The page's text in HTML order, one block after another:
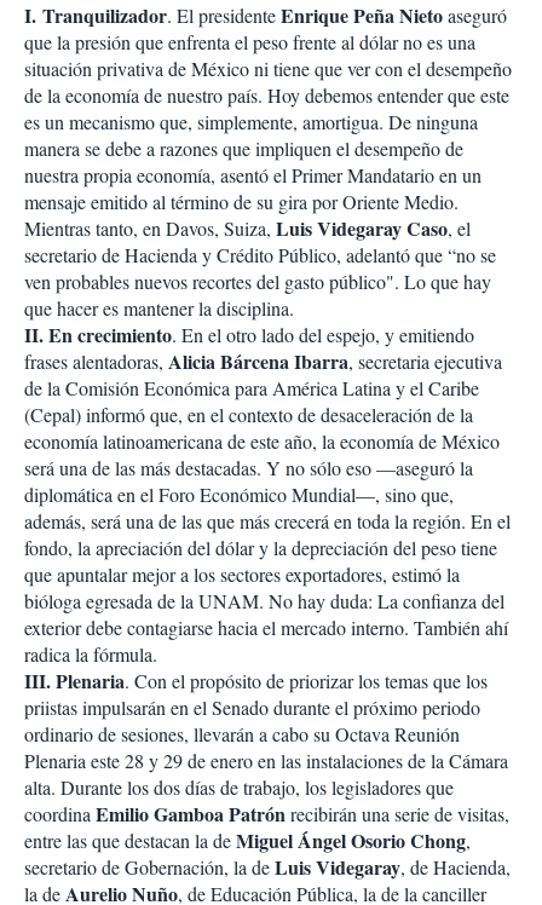
o
m
p
a
r
i
r
I. Tranquilizador. El presidenteEnrique Peña Nietoaseguró
que la presión que enfrenta el peso frente al dólar no es una
situación privativa de México ni tiene que ver con el desempeño
de la economía de nuestro país. Hoy debemos entender que este
es un mecanismo que, simplemente, amortigua. De ninguna
manera se debe a razones que impliquen el desempeño de
nuestra propia economía, asentó el Primer Mandatario en un
mensaje emitido al término de su gira por Oriente Medio.
Mientras tanto, en Davos, Suiza, Luis Videgaray Caso, el
secretario de Hacienda y Crédito Público, adelantó que “no se
ven probables nuevos recortes del gasto público". Lo que hay
que hacer es mantener la disciplina.
II. En crecimiento. En el otro lado del espejo, y emitiendo
frases alentadoras, Alicia Bárcena Ibarra, secretaria ejecutiva
de la Comisión Económica para América Latina y el Caribe
(Cepal) informó que, en el contexto de desaceleración de la
economía latinoamericana de este año, la economía de México
será una de las más destacadas. Y no sólo eso —aseguró la
diplomática en el Foro Económico Mundial—, sino que,
además, será una de las que más crecerá en toda la región. En el
fondo, la apreciación del dólar y la depreciación del peso tiene
que apuntalar mejor a los sectores exportadores, estimó la
bióloga egresada de la UNAM. No hay duda: La confianza del
exterior debe contagiarse hacia el mercado interno. También ahí
radica la fórmula.
III.Plenaria. Con el propósito de priorizar los temas que los
priistas impulsarán en el Senado durante el próximo periodo
ordinario de sesiones, llevarán a cabo su Octava Reunión
Plenaria este 28 y 29 de enero en las instalaciones de la Cámara
alta. Durante los dos días de trabajo, los legisladores que
coordina Emilio Gamboa Patrónrecibirán una serie de visitas,
entre las que destacan la deMiguel Ángel Osorio Chong,
secretario de Gobernación, la deLuis Videgaray, de Hacienda,
la deAurelio Nuño, de Educación Pública, la de la canciller